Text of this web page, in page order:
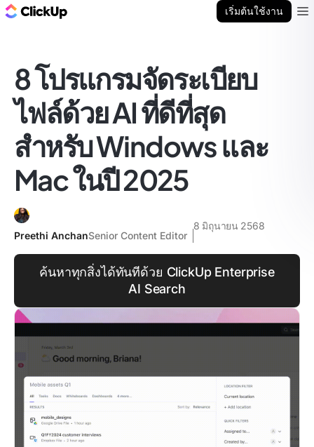
เริ่มต้นใช้งาน
8 โปรแกรมจัดระเบียบ
ไฟล์ด้วย AI ที่ดีที่สุด
สำหรับ Windows และ
Mac ในปี 2025
Preethi AnchanSenior Content Editor
8 มิถุนายน 2568
ค้นหาทุกสิ่งได้ทันทีด้วย ClickUp Enterprise
AI Search